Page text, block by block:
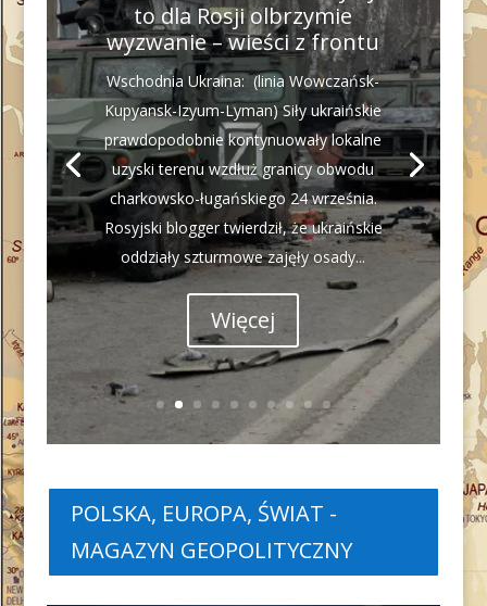
to dla Rosji olbrzymie
wyzwanie – wieści z frontu
Wschodnia Ukraina: (linia Wowczańsk-
Kupyansk-Izyum-Lyman) Siły ukraińskie
prawdopodobnie kontynuowały lokalne
uzyski terenu wzdłuż granicy obwodu
charkowsko-ługańskiego 24 września.
Rosyjski blogger twierdził, że ukraińskie
oddziały szturmowe zajęły osady...
Więcej
POLSKA, EUROPA, ŚWIAT -
MAGAZYN GEOPOLITYCZNY